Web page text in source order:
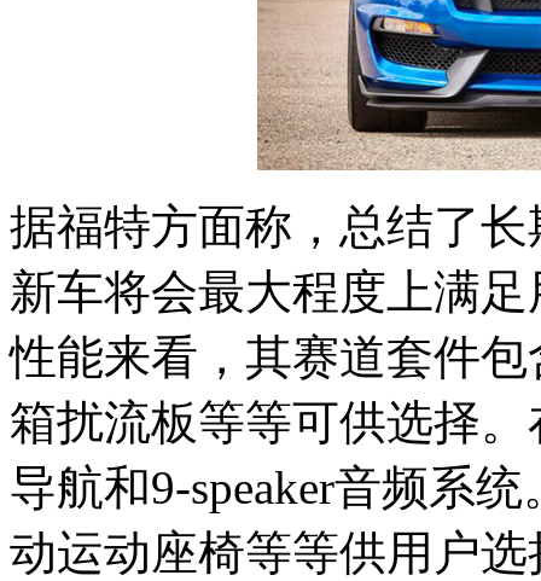
据福特方面称，总结了
新车将会最大程度上满
性能来看，其赛道套件
箱扰流板等等可供选择
导航和9-speaker音频系
动运动座椅等等供用户